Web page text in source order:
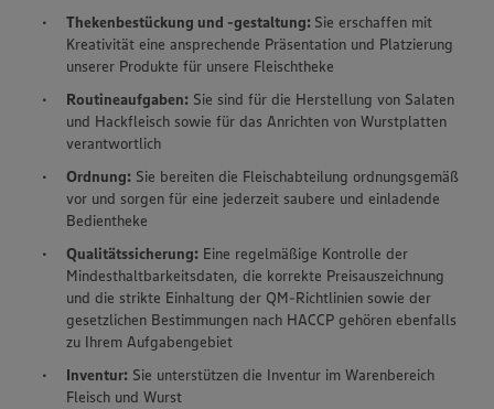
Thekenbestückung und -gestaltung: Sie erschaffen mit
Kreativität eine ansprechende Präsentation und Platzierung
unserer Produkte für unsere Fleischtheke
Routineaufgaben: Sie sind für die Herstellung von Salaten
und Hackfleisch sowie für das Anrichten von Wurstplatten
verantwortlich
Ordnung: Sie bereiten die Fleischabteilung ordnungsgemäß
vor und sorgen für eine jederzeit saubere und einladende
Bedientheke
Qualitätssicherung: Eine regelmäßige Kontrolle der
Mindesthaltbarkeitsdaten, die korrekte Preisauszeichnung
und die strikte Einhaltung der QM-Richtlinien sowie der
gesetzlichen Bestimmungen nach HACCP gehören ebenfalls
zu Ihrem Aufgabengebiet
Inventur: Sie unterstützen die Inventur im Warenbereich
Fleisch und Wurst